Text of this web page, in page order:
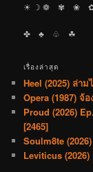
☀︎ ☽ ❁ ✾ ❀
✤ ♣︎ ♧ ☘︎
เรื่องล่าสุด
Heel (2025) ล่าม
Opera (1987) จ้อ
Proud (2026)
[2465]
Soulm8te
Leviticus (2026)